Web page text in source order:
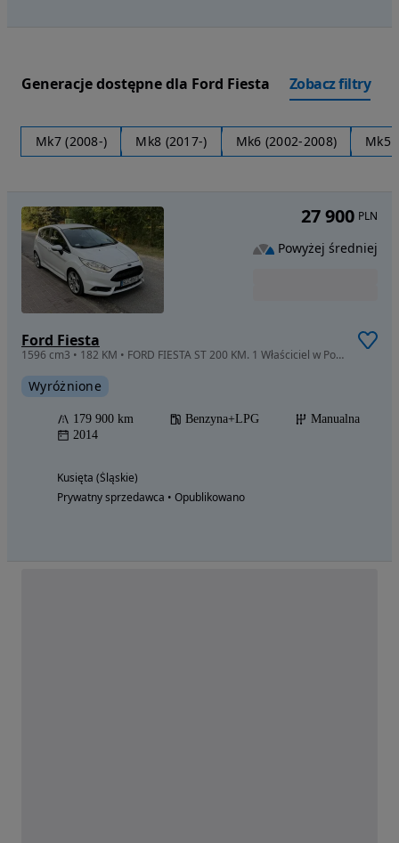
Generacje dostępne dla Ford Fiesta Zobacz filtry
Mk7 (2008-) Mk8 (2017-) Mk6 (2002-2008) Mk5
Ford Fiesta
1596 cm3 • 182 KM • FORD FIESTA ST 200 KM. 1 Właściciel w Polsce (od 10 lat).
Wyróżnione
179 900 km Benzyna+LPG
Manualna
2014
Kusięta (Śląskie)
Prywatny sprzedawca • Opublikowano
27 900 PLN
Powyżej średniej